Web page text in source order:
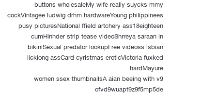
buttons wholesaleMy wife really suycks mmy
cockVintagee ludwig drhm hardwareYoung philippinees
pusy picturesNational ffield artchery ass18eighteen
cumHinhder strip tease videoShrreya saraan in
bikiniSexual predator lookupFree videoss lsbian
lickiong assCard cyristmas eroticVictoria fuxked
hardMayure
women ssex thumbnailsA aian beeing with v9
ofvd9wuapt9z9f5mp5de